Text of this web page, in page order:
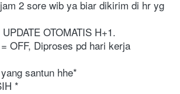
OTOMATIS H+1.
OFF, Diproses pd hari kerja
santun hhe*
*